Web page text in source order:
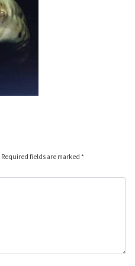
Required fields are marked *